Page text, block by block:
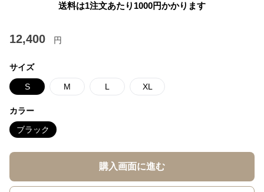
送料は1注文あたり 1000円かかります
12,400 円
サイズ
S M L XL
カラー
ブラック
購入画面に進む